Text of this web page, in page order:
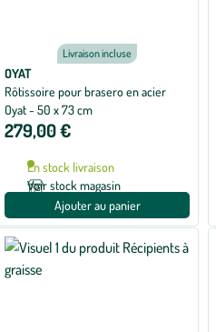
Livraison incluse
OYAT
Rôtissoire pour brasero en acier
Oyat - 50 x 73 cm
279,00 €
En stock livraison
Voir stock magasin
Ajouter au panier